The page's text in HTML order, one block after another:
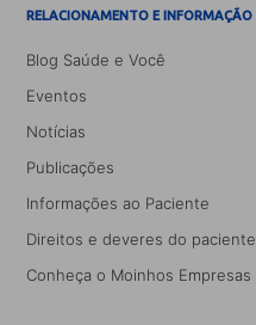
RELACIONAMENTO E INFORMAÇÃO
Blog Saúde e Você
Eventos
Notícias
Publicações
Informações ao Paciente
Direitos e deveres do paciente
Conheça o Moinhos Empresas